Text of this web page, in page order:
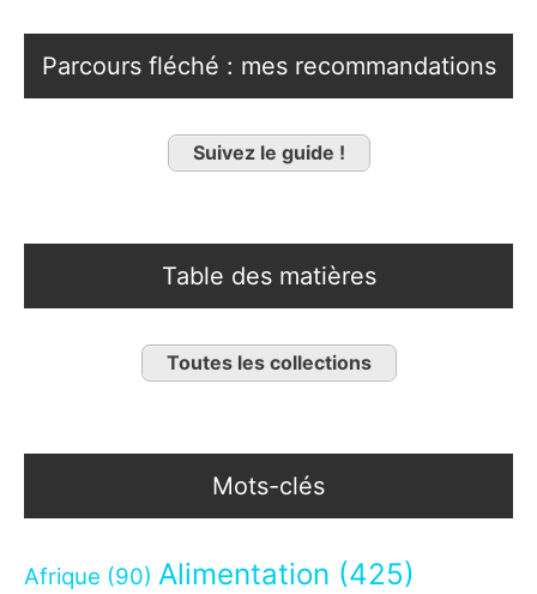
Parcours fléché : mes recommandations
Suivez le guide !
Table des matières
Toutes les collections
Mots-clés
Afrique (90) Alimentation (425)